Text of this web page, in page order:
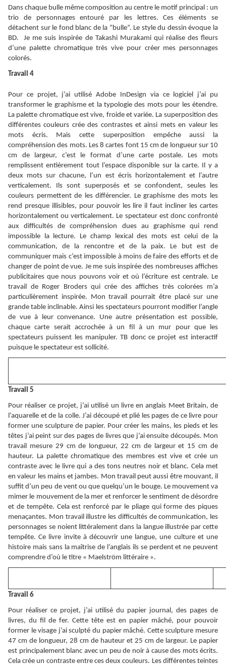
Dans chaque bulle même composition au centre le motif principal : un
trio de personnages entouré par les lettres. Ces éléments se
détachent sur le fond blanc de la “bulle”. Le style du dessin évoque la
BD. Je me suis inspirée de Takashi Murakami qui réalise des fleurs
d’une palette chromatique très vive pour créer mes personnages
colorés.
Travail 4
Pour ce projet, j’ai utilisé Adobe InDesign via ce logiciel j’ai pu
transformer le graphisme et la typologie des mots pour les étendre.
La palette chromatique est vive, froide et variée. La superposition des
différentes couleurs crée des contrastes et ainsi mets en valeur les
mots écris. Mais cette superposition empêche aussi la
compréhension des mots. Les 8 cartes font 15 cm de longueur sur 10
cm de largeur, c’est le format d’une carte postale. Les mots
remplissent entièrement tout l’espace disponible sur la carte. Il y a
deux mots sur chacune, l’un est écris horizontalement et l’autre
verticalement. Ils sont superposés et se confondent, seules les
couleurs permettent de les différencier. Le graphisme des mots les
rend presque illisibles, pour pouvoir les lire il faut incliner les cartes
horizontalement ou verticalement. Le spectateur est donc confronté
aux difficultés de compréhension dues au graphisme qui rend
impossible la lecture. Le champ lexical des mots est celui de la
communication, de la rencontre et de la paix. Le but est de
communiquer mais c’est impossible à moins de faire des efforts et de
changer de point de vue. Je me suis inspirée des nombreuses affiches
publicitaires que nous pouvons voir et où l’écriture est centrale. Le
travail de Roger Broders qui crée des affiches très colorées m’a
particulièrement inspirée. Mon travail pourrait être placé sur une
grande table inclinable. Ainsi les spectateurs pourront modifier l’angle
de vue à leur convenance. Une autre présentation est possible,
chaque carte serait accrochée à un fil à un mur pour que les
spectateurs puissent les manipuler. TB donc ce projet est interactif
puisque le spectateur est sollicité.
Travail 5
Pour réaliser ce projet, j’ai utilisé un livre en anglais Meet Britain, de
l’aquarelle et de la colle. J’ai découpé et plié les pages de ce livre pour
former une sculpture de papier. Pour créer les mains, les pieds et les
têtes j’ai peint sur des pages de livres que j’ai ensuite découpés. Mon
travail mesure 29 cm de longueur, 22 cm de largeur et 15 cm de
hauteur. La palette chromatique des membres est vive et crée un
contraste avec le livre qui a des tons neutres noir et blanc. Cela met
en valeur les mains et jambes. Mon travail peut aussi être mouvant, il
suffit d’un peu de vent ou que quelqu’un le bouge. Le mouvement va
mimer le mouvement de la mer et renforcer le sentiment de désordre
et de tempête. Cela est renforcé par le pliage qui forme des piques
menaçantes. Mon travail illustre les difficultés de communication, les
personnages se noient littéralement dans la langue illustrée par cette
tempête. Ce livre invite à découvrir une langue, une culture et une
histoire mais sans la maîtrise de l’anglais ils se perdent et ne peuvent
comprendre d’où le titre « Maelström littéraire ».
Travail 6
Pour réaliser ce projet, j’ai utilisé du papier journal, des pages de
livres, du fil de fer. Cette tête est en papier mâché, pour pouvoir
former le visage j’ai sculpté du papier mâché. Cette sculpture mesure
47 cm de longueur, 28 cm de hauteur et 25 cm de largeur. Le papier
est principalement blanc avec un peu de noir à cause des mots écrits.
Cela crée un contraste entre ces deux couleurs. Les différentes teintes